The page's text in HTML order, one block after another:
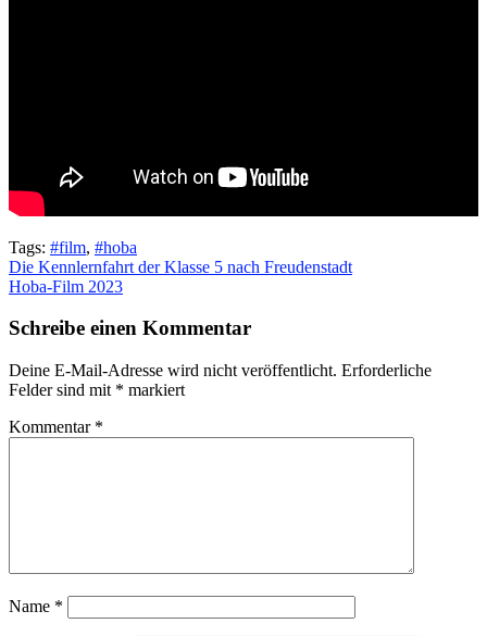
Tags: #film, #hoba
Beitragsnavigation
Die Kennlernfahrt der Klasse 5 nach Freudenstadt
Hoba-Film 2023
Schreibe einen Kommentar
Deine E-Mail-Adresse wird nicht veröffentlicht. Erforderliche
Felder sind mit * markiert
Kommentar *
Name *